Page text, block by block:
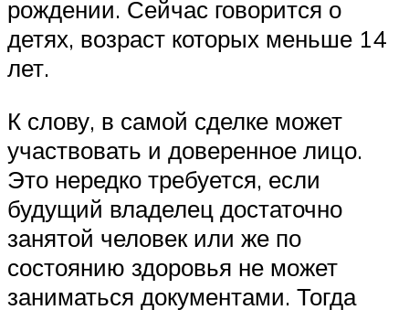
рождении. Сейчас говорится о
детях, возраст которых меньше 14
лет.
К слову, в самой сделке может
участвовать и доверенное лицо.
Это нередко требуется, если
будущий владелец достаточно
занятой человек или же по
состоянию здоровья не может
заниматься документами. Тогда